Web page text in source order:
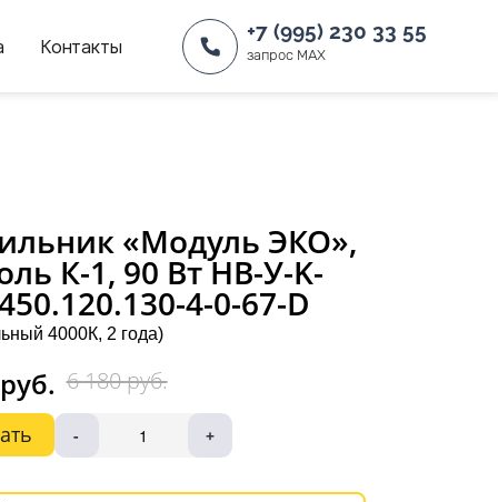
Контакты
+7 (995) 230 33 55
запрос MAX
«Модуль ЭКО»,
К-1, 90 Вт НВ-У-K-
4-0-67-D
4000К, 2 года)
6 180 руб.
- +